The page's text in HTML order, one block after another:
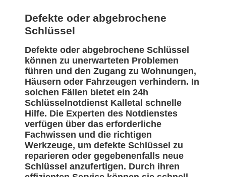
Defekte oder abgebrochene
Schlüssel
Defekte oder abgebrochene Schlüssel
können zu unerwarteten Problemen
führen und den Zugang zu Wohnungen,
Häusern oder Fahrzeugen verhindern. In
solchen Fällen bietet ein 24h
Schlüsselnotdienst Kalletal schnelle
Hilfe. Die Experten des Notdienstes
verfügen über das erforderliche
Fachwissen und die richtigen
Werkzeuge, um defekte Schlüssel zu
reparieren oder gegebenenfalls neue
Schlüssel anzufertigen. Durch ihren